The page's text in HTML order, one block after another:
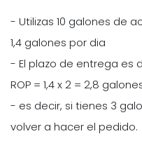
- Utilizas 10 galones de
1,4 galones por dia
- El plazo de entrega es
ROP = 1,4 x 2 = 2,8
- es decir, si tienes 3
volver a hacer el pedido.